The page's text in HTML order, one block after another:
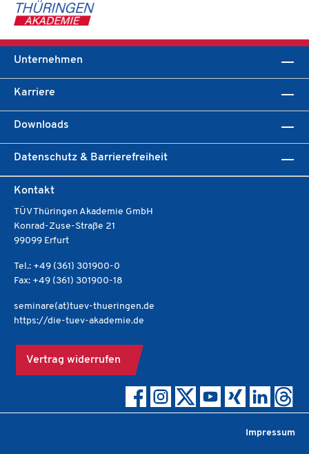
Unternehmen
Karriere
Downloads
Datenschutz & Barrierefreiheit
Kontakt
TÜV Thüringen Akademie GmbH
Konrad-Zuse-Straße 21
99099 Erfurt
Tel.: +49 (361) 301900-0
Fax: +49 (361) 301900-18
seminare(at)tuev-thueringen.de
https://die-tuev-akademie.de
Vertrag widerrufen
Impressum